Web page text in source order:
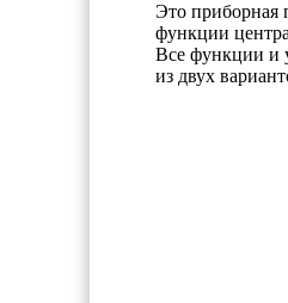
Это приборная
функции
Все функции и
из двух